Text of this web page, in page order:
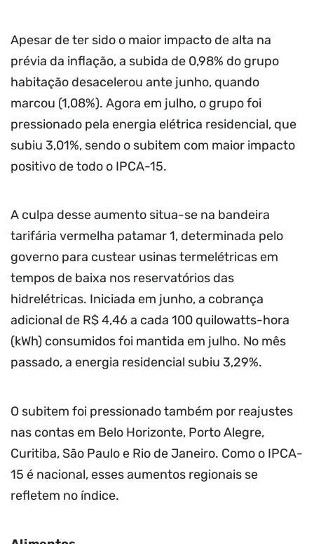
Apesar de ter sido o maior impacto de alta na
prévia da inflação, a subida de 0,98% do grupo
habitação desacelerou ante junho, quando
marcou (1,08%). Agora em julho, o grupo foi
pressionado pela energia elétrica residencial, que
subiu 3,01%, sendo o subitem com maior impacto
positivo de todo o IPCA-15.
A culpa desse aumento situa-se na bandeira
tarifária vermelha patamar 1, determinada pelo
governo para custear usinas termelétricas em
tempos de baixa nos reservatórios das
hidrelétricas. Iniciada em junho, a cobrança
adicional de R$ 4,46 a cada 100 quilowatts-hora
(kWh) consumidos foi mantida em julho. No mês
passado, a energia residencial subiu 3,29%.
O subitem foi pressionado também por reajustes
nas contas em Belo Horizonte, Porto Alegre,
Curitiba, São Paulo e Rio de Janeiro. Como o IPCA-
15 é nacional, esses aumentos regionais se
refletem no índice.